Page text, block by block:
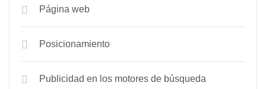
Página web
Posicionamiento
Publicidad en los motores de búsqueda